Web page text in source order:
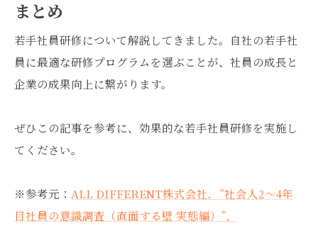
まとめ
若手社員研修について解説してきました。自社の若手社
員に最適な研修プログラムを選ぶことが、社員の成長と
企業の成果向上に繋がります。
ぜひこの記事を参考に、効果的な若手社員研修を実施し
てください。
※参考元： ALL DIFFERENT株式会社．”社会人2～4年
目社員の意識調査（直面する壁 実態編）”，